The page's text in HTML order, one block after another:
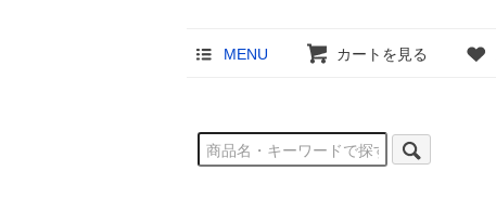
MENU カートを見る